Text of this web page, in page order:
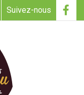
Suivez-nous